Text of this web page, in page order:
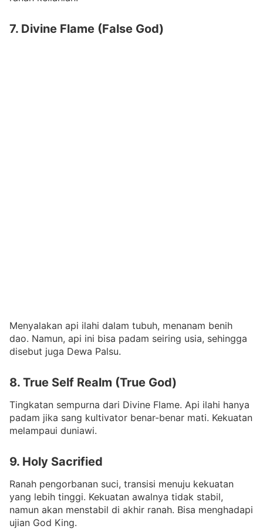
7. Divine Flame (False God)
Menyalakan api ilahi dalam tubuh, menanam benih
dao. Namun, api ini bisa padam seiring usia, sehingga
disebut juga Dewa Palsu.
8. True Self Realm (True God)
Tingkatan sempurna dari Divine Flame. Api ilahi hanya
padam jika sang kultivator benar-benar mati. Kekuatan
melampaui duniawi.
9. Holy Sacrified
Ranah pengorbanan suci, transisi menuju kekuatan
yang lebih tinggi. Kekuatan awalnya tidak stabil,
namun akan menstabil di akhir ranah. Bisa menghadapi
ujian God King.